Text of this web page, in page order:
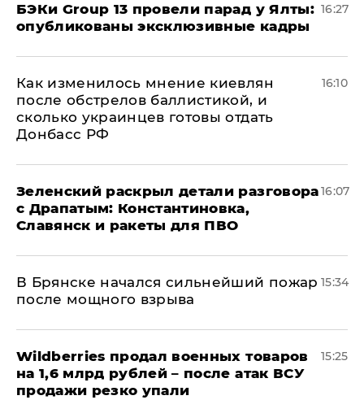
​БЭКи Group 13 провели парад у Ялты:
опубликованы эксклюзивные кадры
16:27
Как изменилось мнение киевлян
после обстрелов баллистикой, и
сколько украинцев готовы отдать
Донбасс РФ
16:10
​Зеленский раскрыл детали разговора
с Драпатым: Константиновка,
Славянск и ракеты для ПВО
16:07
В Брянске начался сильнейший пожар
после мощного взрыва
15:34
​Wildberries продал военных товаров
на 1,6 млрд рублей – после атак ВСУ
продажи резко упали
15:25